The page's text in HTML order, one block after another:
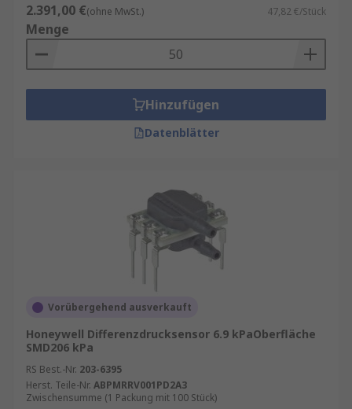
2.391,00 €(ohne MwSt.) 47,82 €/Stück
Menge
Hinzufügen
Datenblätter
Vorübergehend ausverkauft
Honeywell Differenzdrucksensor 6.9 kPaOberfläche
SMD206 kPa
RS Best.-Nr. 203-6395
Herst. Teile-Nr. ABPMRRV001PD2A3
Zwischensumme (1 Packung mit 100 Stück)